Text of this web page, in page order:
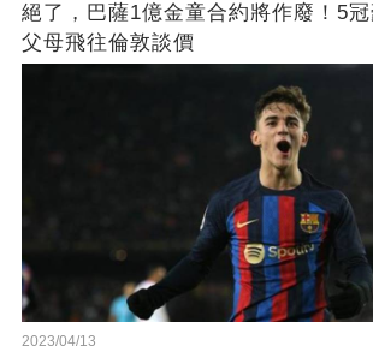
絕了，巴薩1億金童合約將作廢！5冠
父母飛往倫敦談價
2023/04/13